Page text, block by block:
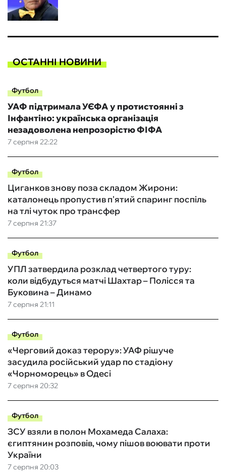
ОСТАННІ НОВИНИ
Футбол
7 серпня 22:22
УАФ підтримала УЄФА у протистоянні з
Інфантіно: українська організація
незадоволена непрозорістю ФІФА
Футбол
7 серпня 21:37
Циганков знову поза складом Жирони:
каталонець пропустив п'ятий спаринг поспіль
на тлі чуток про трансфер
Футбол
7 серпня 21:11
УПЛ затвердила розклад четвертого туру:
коли відбудуться матчі Шахтар – Полісся та
Буковина – Динамо
Футбол
7 серпня 20:32
«Черговий доказ терору»: УАФ рішуче
засудила російський удар по стадіону
«Чорноморець» в Одесі
Футбол
7 серпня 20:03
ЗСУ взяли в полон Мохамеда Салаха:
єгиптянин розповів, чому пішов воювати проти
України